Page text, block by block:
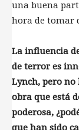
una buena
hora de tomar
La influencia
de terror es
Lynch, pero no
obra que está
poderosa,
que han sido